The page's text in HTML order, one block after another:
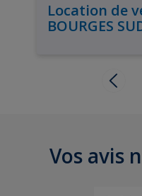
Location de
BOURGES
Vos avis